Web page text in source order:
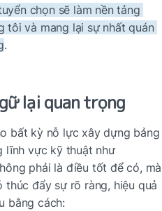
chọn sẽ làm nền tảng
tôi và mang lại sự nhất quán
.
lại quan trọng
bất kỳ nỗ lực xây dựng bảng
lĩnh vực kỹ thuật như
phải là điều tốt để có, mà
thúc đẩy sự rõ ràng, hiệu quả
bằng cách: